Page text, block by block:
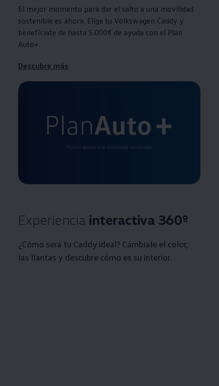
El mejor momento para dar el salto a una movilidad
sostenible es ahora. Elige tu Volkswagen Caddy y
benefíciate de hasta 5.000€ de ayuda con el Plan
Auto+.
Descubre más
Experiencia interactiva 360º
¿Cómo será tu Caddy ideal? Cámbiale el color,
las llantas y descubre cómo es su interior.